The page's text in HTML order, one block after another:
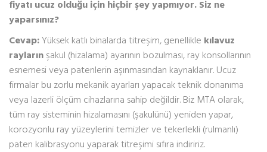
fiyatı ucuz olduğu için hiçbir şey yapmıyor. Siz ne
yaparsınız?
Cevap:Yüksek katlı binalarda titreşim, genellikle kılavuz
rayların şakul (hizalama) ayarının bozulması, ray konsollarının
esnemesi veya patenlerin aşınmasından kaynaklanır. Ucuz
firmalar bu zorlu mekanik ayarları yapacak teknik donanıma
veya lazerli ölçüm cihazlarına sahip değildir. Biz MTA olarak,
tüm ray sisteminin hizalamasını (şakulünü) yeniden yapar,
korozyonlu ray yüzeylerini temizler ve tekerlekli (rulmanlı)
paten kalibrasyonu yaparak titreşimi sıfıra indiririz.